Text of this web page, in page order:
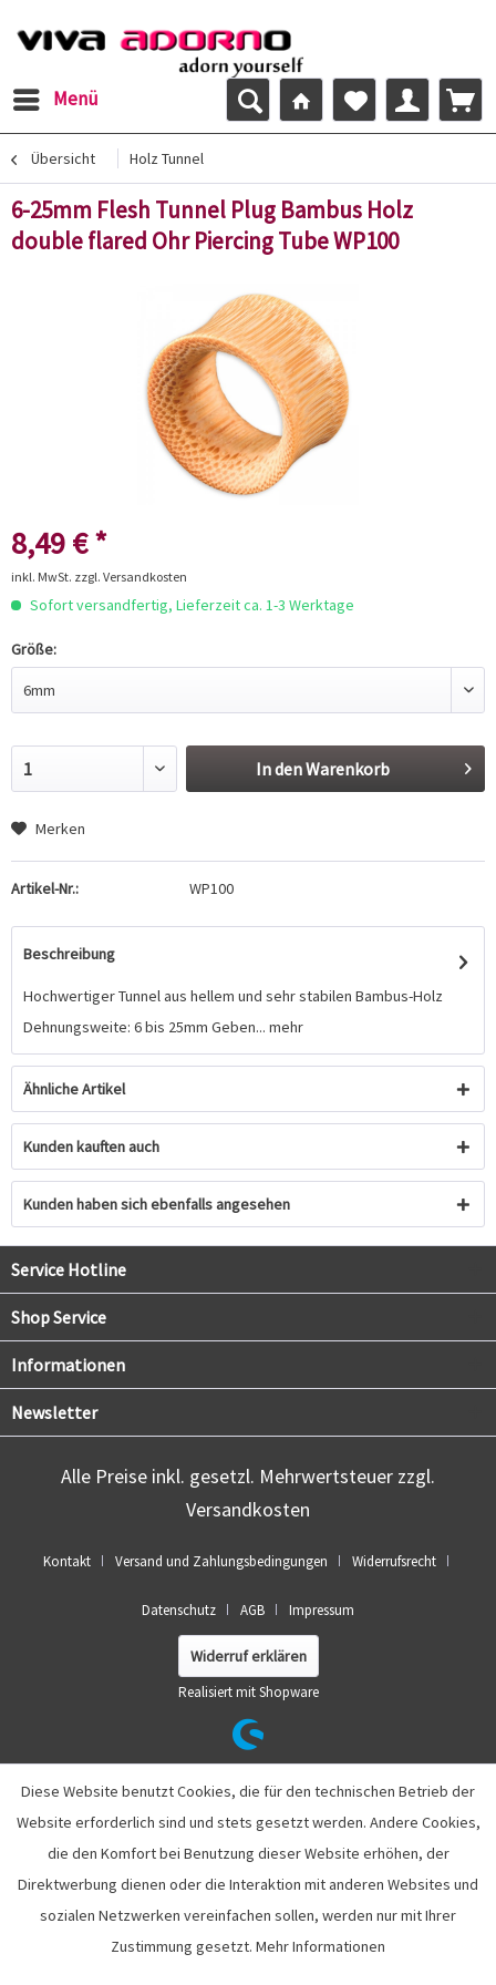
Menü
Übersicht Holz Tunnel
6-25mm Flesh Tunnel Plug Bambus Holz
double flared Ohr Piercing Tube WP100
8,49 € *
inkl. MwSt. zzgl. Versandkosten
Sofort versandfertig, Lieferzeit ca. 1-3 Werktage
Größe:
In denWarenkorb
Merken
Artikel-Nr.: WP100
Beschreibung
Hochwertiger Tunnel aus hellem und sehr stabilen Bambus-Holz
Dehnungsweite: 6 bis 25mm Geben... mehr
Ähnliche Artikel
Kunden kauften auch
Kunden haben sich ebenfalls angesehen
Service Hotline
Shop Service
Informationen
Newsletter
Alle Preise inkl. gesetzl. Mehrwertsteuer zzgl.
Versandkosten
Kontakt Versand und Zahlungsbedingungen Widerrufsrecht
Datenschutz AGB Impressum
Widerruf erklären
Realisiert mit Shopware
Diese Website benutzt Cookies, die für den technischen Betrieb der
Website erforderlich sind und stets gesetzt werden. Andere Cookies,
die den Komfort bei Benutzung dieser Website erhöhen, der
Direktwerbung dienen oder die Interaktion mit anderen Websites und
sozialen Netzwerken vereinfachen sollen, werden nur mit Ihrer
Zustimmung gesetzt. Mehr Informationen